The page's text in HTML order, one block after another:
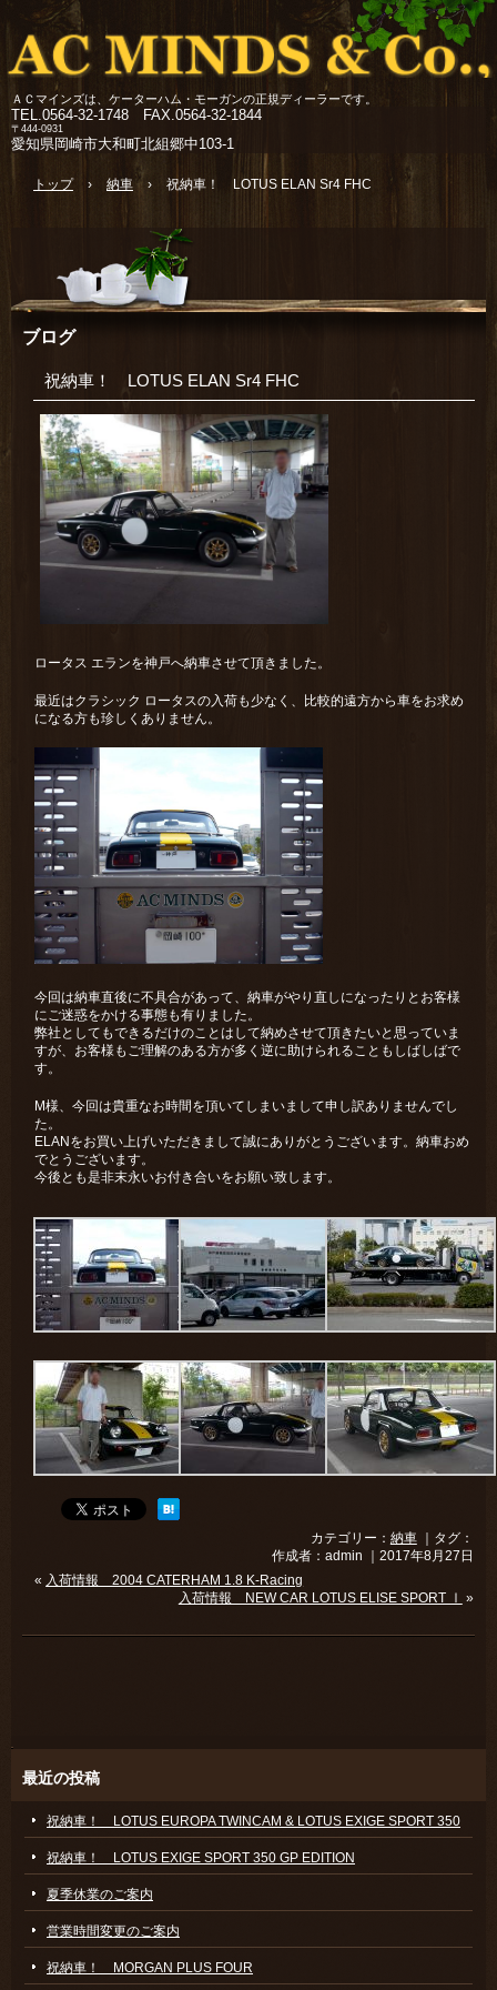
ＡＣマインズは、ケーターハム・モーガンの正規ディーラーです。
TEL.0564-32-1748 FAX.0564-32-1844
〒444-0931
愛知県岡崎市大和町北組郷中103-1
トップ › 納車 › 祝納車！ LOTUS ELAN Sr4 FHC
ブログ
祝納車！ LOTUS ELAN Sr4 FHC
ロータス エランを神戸へ納車させて頂きました。
最近はクラシック ロータスの入荷も少なく、比較的遠方から車をお求め
になる方も珍しくありません。
今回は納車直後に不具合があって、納車がやり直しになったりとお客様
にご迷惑をかける事態も有りました。
弊社としてもできるだけのことはして納めさせて頂きたいと思っていま
すが、お客様もご理解のある方が多く逆に助けられることもしばしばで
す。
M様、今回は貴重なお時間を頂いてしまいまして申し訳ありませんでし
た。
ELANをお買い上げいただきまして誠にありがとうございます。納車おめ
でとうございます。
今後とも是非末永いお付き合いをお願い致します。
カテゴリー： 納車｜タグ：
作成者：admin ｜2017年8月27日
« 入荷情報 2004 CATERHAM 1.8 K-Racing
入荷情報 NEW CAR LOTUS ELISE SPORT Ⅰ »
最近の投稿
祝納車！ LOTUS EUROPA TWINCAM & LOTUS EXIGE SPORT 350
祝納車！ LOTUS EXIGE SPORT 350 GP EDITION
夏季休業のご案内
営業時間変更のご案内
祝納車！ MORGAN PLUS FOUR